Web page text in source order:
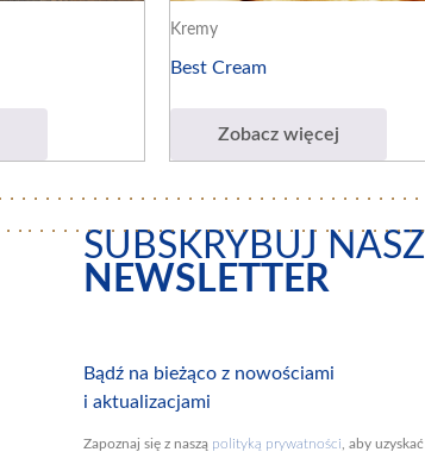
Kremy
Best Cream
Zobacz więcej
SUBSKRYBUJ NASZ
NEWSLETTER
Bądź na bieżąco z nowościami
i aktualizacjami
Zapoznaj się z naszą polityką prywatności, aby uzyskać